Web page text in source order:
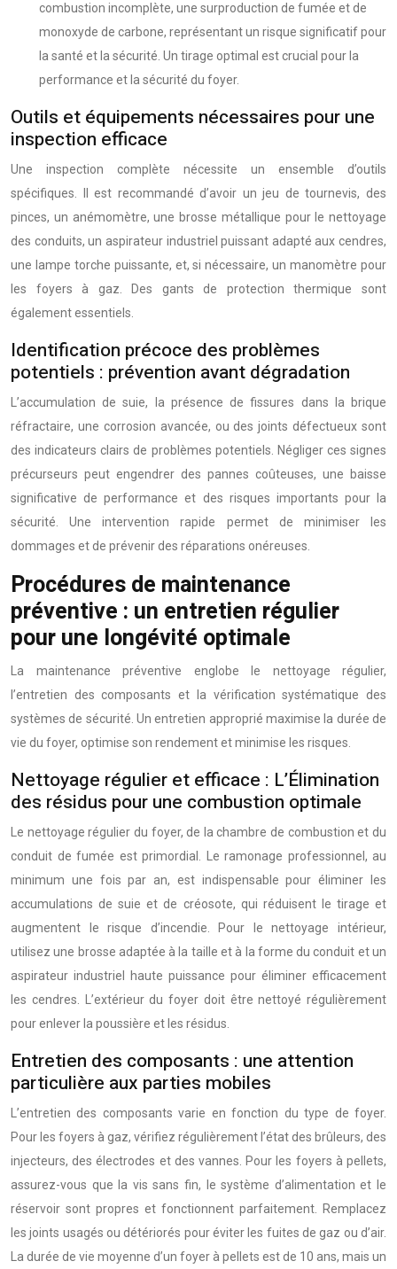
combustion incomplète, une surproduction de fumée et de
monoxyde de carbone, représentant un risque significatif pour
la santé et la sécurité. Un tirage optimal est crucial pour la
performance et la sécurité du foyer.
Outils et équipements nécessaires pour une
inspection efficace
Une inspection complète nécessite un ensemble d’outils
spécifiques. Il est recommandé d’avoir un jeu de tournevis, des
pinces, un anémomètre, une brosse métallique pour le nettoyage
des conduits, un aspirateur industriel puissant adapté aux cendres,
une lampe torche puissante, et, si nécessaire, un manomètre pour
les foyers à gaz. Des gants de protection thermique sont
également essentiels.
Identification précoce des problèmes
potentiels : prévention avant dégradation
L’accumulation de suie, la présence de fissures dans la brique
réfractaire, une corrosion avancée, ou des joints défectueux sont
des indicateurs clairs de problèmes potentiels. Négliger ces signes
précurseurs peut engendrer des pannes coûteuses, une baisse
significative de performance et des risques importants pour la
sécurité. Une intervention rapide permet de minimiser les
dommages et de prévenir des réparations onéreuses.
Procédures de maintenance
préventive : un entretien régulier
pour une longévité optimale
La maintenance préventive englobe le nettoyage régulier,
l’entretien des composants et la vérification systématique des
systèmes de sécurité. Un entretien approprié maximise la durée de
vie du foyer, optimise son rendement et minimise les risques.
Nettoyage régulier et efficace : L’Élimination
des résidus pour une combustion optimale
Le nettoyage régulier du foyer, de la chambre de combustion et du
conduit de fumée est primordial. Le ramonage professionnel, au
minimum une fois par an, est indispensable pour éliminer les
accumulations de suie et de créosote, qui réduisent le tirage et
augmentent le risque d’incendie. Pour le nettoyage intérieur,
utilisez une brosse adaptée à la taille et à la forme du conduit et un
aspirateur industriel haute puissance pour éliminer efficacement
les cendres. L’extérieur du foyer doit être nettoyé régulièrement
pour enlever la poussière et les résidus.
Entretien des composants : une attention
particulière aux parties mobiles
L’entretien des composants varie en fonction du type de foyer.
Pour les foyers à gaz, vérifiez régulièrement l’état des brûleurs, des
injecteurs, des électrodes et des vannes. Pour les foyers à pellets,
assurez-vous que la vis sans fin, le système d’alimentation et le
réservoir sont propres et fonctionnent parfaitement. Remplacez
les joints usagés ou détériorés pour éviter les fuites de gaz ou d’air.
La durée de vie moyenne d’un foyer à pellets est de 10 ans, mais un